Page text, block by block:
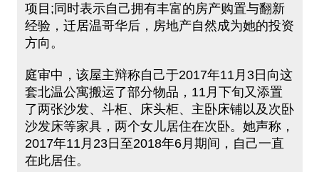
项目;同时表示自己拥有丰富的房产购置与翻新
经验，迁居温哥华后，房地产自然成为她的投资
方向。
庭审中，该屋主辩称自己于2017年11月3日向这
套北温公寓搬运了部分物品，11月下旬又添置
了两张沙发、斗柜、床头柜、主卧床铺以及次卧
沙发床等家具，两个女儿居住在次卧。她声称，
2017年11月23日至2018年6月期间，自己一直
在此居住。